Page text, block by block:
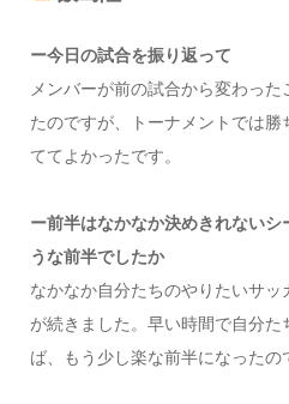
ー今日の試合を振り返って
メンバーが前の試合から変わっ
たのですが、トーナメントでは
ててよかったです。
ー前半はなかなか決めきれない
うな前半でしたか
なかなか自分たちのやりたいサ
が続きました。早い時間で自分
ば、もう少し楽な前半になったの